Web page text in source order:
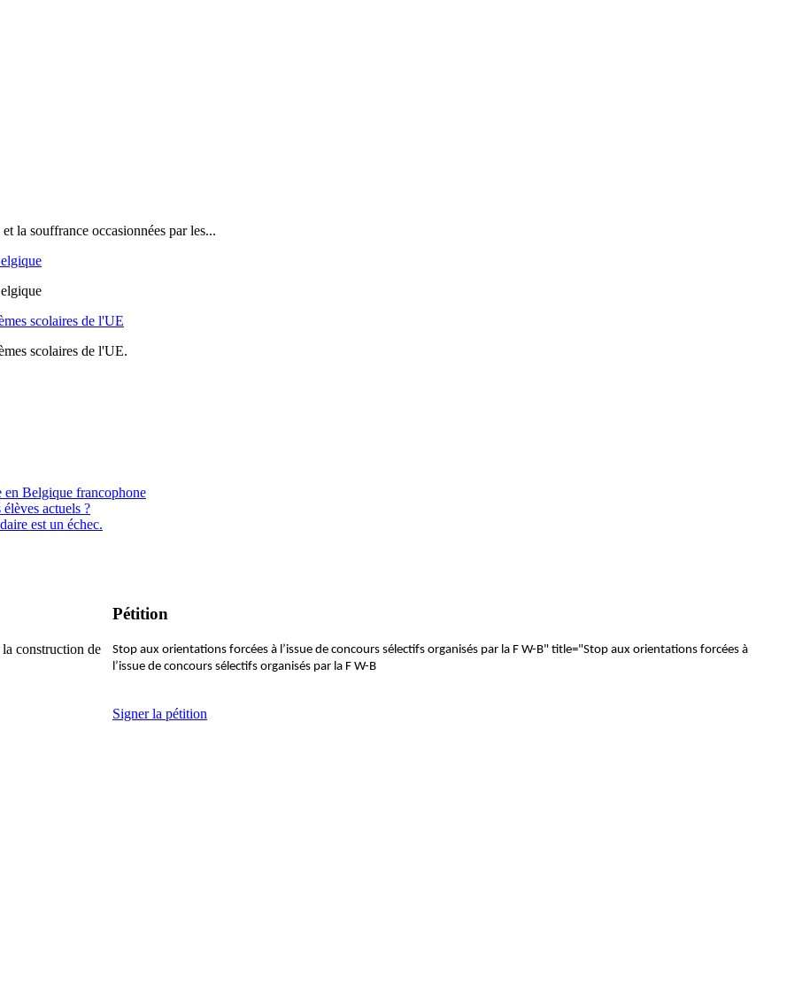
la souffrance occasionnées par les...
scolaires de l'UE
scolaires de l'UE.
en Belgique francophone
actuels ?
est un échec.
construction de
Pétition
Stop aux orientations forcées à l’issue de concours sélectifs organisés par la F W-B" title="Stop aux orientations forcées à
l’issue de concours sélectifs organisés par la F W-B
Signer la pétition